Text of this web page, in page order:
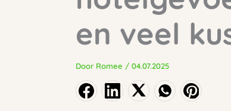
en veel
Door Romee / 04.07.2025